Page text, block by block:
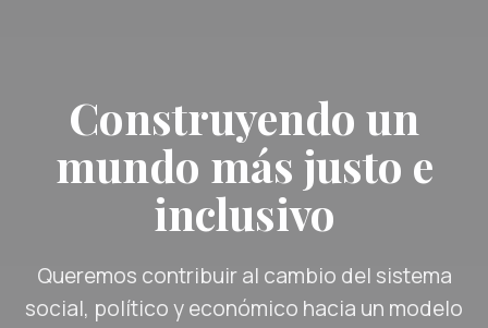
Construyendo un
mundo más justo e
inclusivo
Queremos contribuir al cambio del sistema
social, político y económico hacia un modelo